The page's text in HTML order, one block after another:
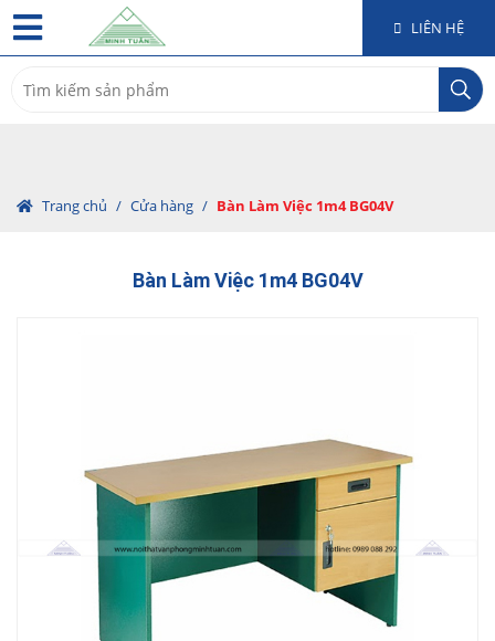
LIÊN HỆ
for:
Trang chủ / Cửa hàng / Bàn Làm Việc 1m4 BG04V
Bàn Làm Việc 1m4 BG04V